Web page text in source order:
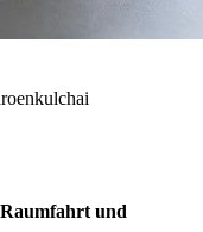
und